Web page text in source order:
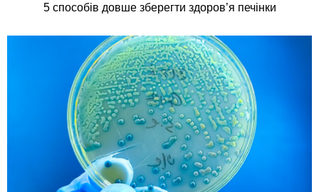
5 способів довше зберегти здоров’я печінки